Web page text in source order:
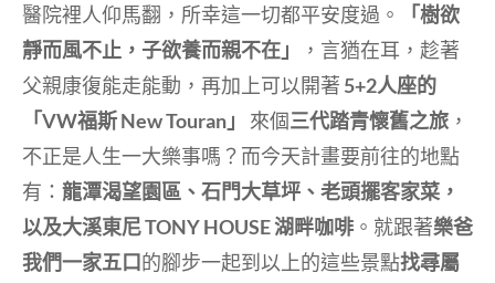
醫院裡人仰馬翻，所幸這一切都平安度過。
「樹欲
靜而風不止，子欲養而親不在」
，言猶在耳，趁著
父親康復能走能動，再加上可以開著 5+2人座的
「VW福斯 New Touran」
來個三代踏青懷舊之旅 ，
不正是人生一大樂事嗎？而今天計畫要前往的地點
有： 龍潭渴望園區、石門大草坪、老頭擺客家菜，
以及大溪東尼 TONY HOUSE 湖畔咖啡 。就跟著樂爸
我們一家五口的腳步一起到以上的這些景點找尋屬